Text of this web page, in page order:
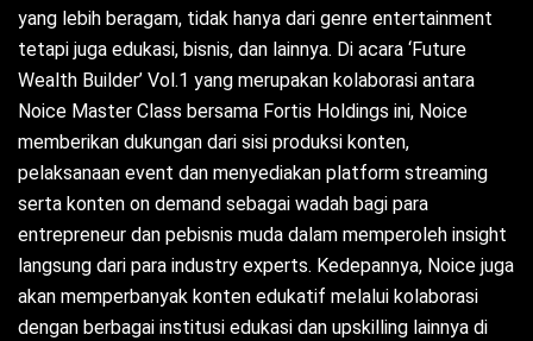
yang lebih beragam, tidak hanya dari genre entertainment
tetapi juga edukasi, bisnis, dan lainnya. Di acara ‘Future
Wealth Builder’ Vol.1 yang merupakan kolaborasi antara
Noice Master Class bersama Fortis Holdings ini, Noice
memberikan dukungan dari sisi produksi konten,
pelaksanaan event dan menyediakan platform streaming
serta konten on demand sebagai wadah bagi para
entrepreneur dan pebisnis muda dalam memperoleh insight
langsung dari para industry experts. Kedepannya, Noice juga
akan memperbanyak konten edukatif melalui kolaborasi
dengan berbagai institusi edukasi dan upskilling lainnya di